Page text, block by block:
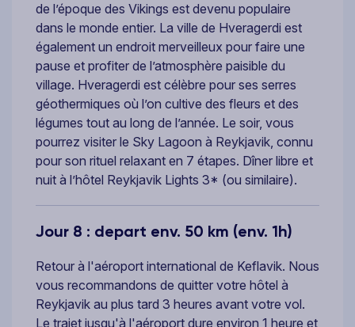
de l’époque des Vikings est devenu populaire
dans le monde entier. La ville de Hveragerdi est
également un endroit merveilleux pour faire une
pause et profiter de l’atmosphère paisible du
village. Hveragerdi est célèbre pour ses serres
géothermiques où l’on cultive des fleurs et des
légumes tout au long de l’année. Le soir, vous
pourrez visiter le Sky Lagoon à Reykjavik, connu
pour son rituel relaxant en 7 étapes. Dîner libre et
nuit à l’hôtel Reykjavik Lights 3* (ou similaire).
Jour 8 : depart env. 50 km (env. 1h)
Retour à l'aéroport international de Keflavik. Nous
vous recommandons de quitter votre hôtel à
Reykjavik au plus tard 3 heures avant votre vol.
Le trajet jusqu'à l'aéroport dure environ 1 heure et